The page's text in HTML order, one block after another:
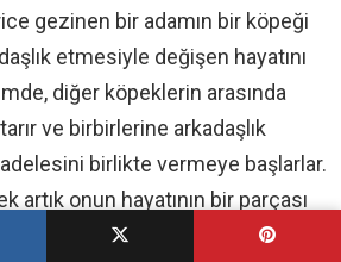
gezinen bir adamın bir köpeği
etmesiyle değişen hayatını
diğer köpeklerin arasında
ve birbirlerine arkadaşlık
birlikte vermeye başlarlar.
artık onun hayatının bir parçası
kıyafetinin içine dahi sokan